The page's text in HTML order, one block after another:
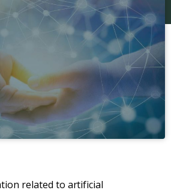
related to artificial